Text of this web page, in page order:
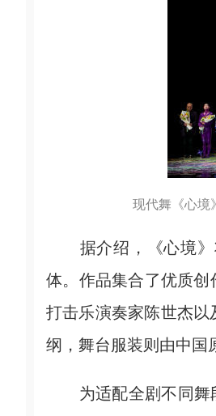
现代舞《心境
据介绍，《心境》
体。作品集合了优质
打击乐演奏家陈世杰
纲，舞台服装则由中国
为适配全剧不同舞段